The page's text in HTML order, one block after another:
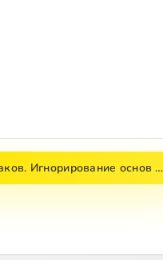
Игнорирование основ …